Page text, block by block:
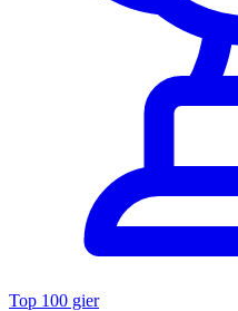
Top 100 gier